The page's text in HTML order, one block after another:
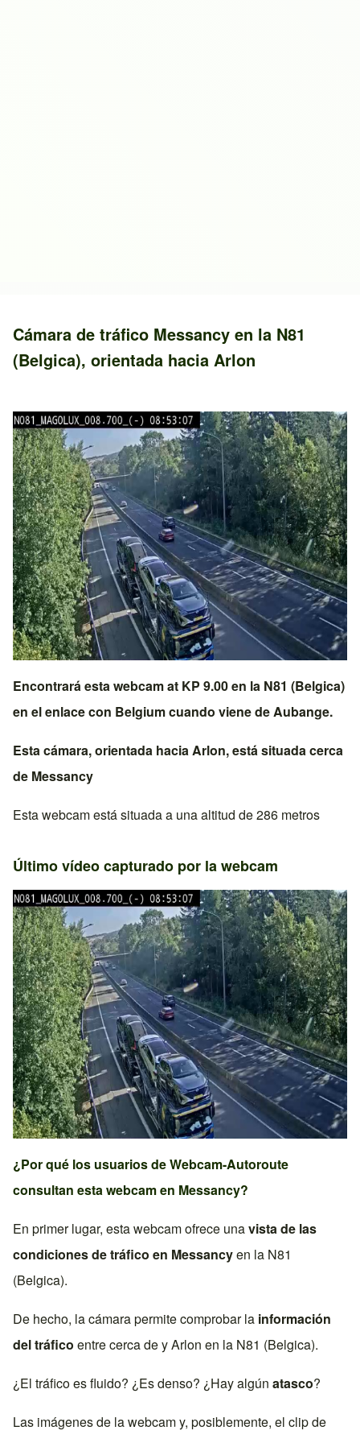
Cámara de tráfico Messancy en la N81
(Belgica), orientada hacia Arlon
Encontrará esta webcam at KP 9.00 en la N81 (Belgica)
en el enlace con Belgiumcuando viene de Aubange.
Esta cámara, orientada hacia Arlon, está situada cerca
de Messancy
Esta webcam está situada a una altitud de 286 metros
Último vídeo capturado por la webcam
¿Por qué los usuarios de Webcam-Autoroute
consultan esta webcam en Messancy?
En primer lugar, esta webcam ofrece unavista de las
condiciones de tráfico en Messancyen la N81
(Belgica).
De hecho, la cámara permite comprobar la información
del tráfico entre cerca de yArlon en la N81 (Belgica).
¿El tráfico es fluido? ¿Es denso? ¿Hay algún atasco?
Las imágenes de la webcam y, posiblemente, el clip de